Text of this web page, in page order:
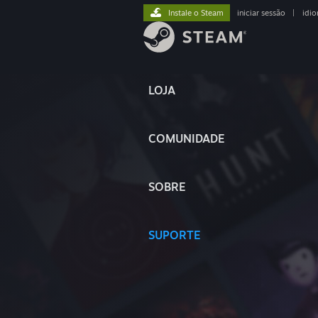
LOJA
COMUNIDADE
SOBRE
SUPORTE
Instale o Steam iniciar sessão